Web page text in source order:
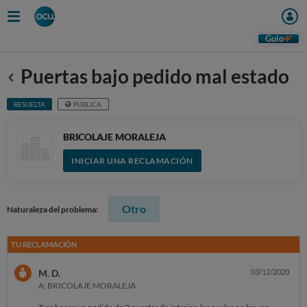
Guio
Anterior
Puertas bajo pedido mal estado
RESUELTA PÚBLICA
BRICOLAJE MORALEJA
INICIAR UNA RECLAMACIÓN
Naturaleza del problema: Otro
TU RECLAMACIÓN
M. D.
A: BRICOLAJE MORALEJA
03/12/2020